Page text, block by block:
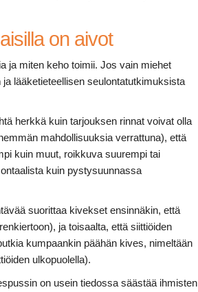
on aivot
ja miten keho toimii. Jos vain miehet
lääketieteellisen seulontatutkimuksista
herkkä kuin tarjouksen rinnat voivat olla
mahdollisuuksia verrattuna), että
kuin muut, roikkuva suurempi tai
kuin pystysuunnassa
suorittaa kivekset ensinnäkin, että
ja toisaalta, että siittiöiden
kumpaankin päähän kives, nimeltään
ulkopuolella).
on usein tiedossa säästää ihmisten